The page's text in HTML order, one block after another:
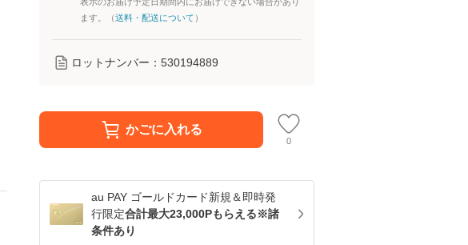
ます。（送料・配送について ）
ロットナンバー： 530194889
かごに入れる
0
au PAY ゴールドカード新規＆即時発
行限定合計最大23,000Pもらえる※諸
条件あり